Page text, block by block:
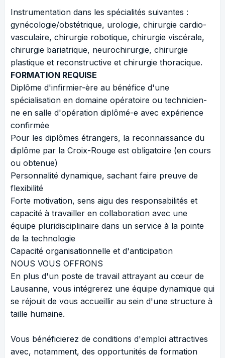
Instrumentation dans les spécialités suivantes :
gynécologie/obstétrique, urologie, chirurgie cardio-
vasculaire, chirurgie robotique, chirurgie viscérale,
chirurgie bariatrique, neurochirurgie, chirurgie
plastique et reconstructive et chirurgie thoracique.
FORMATION REQUISE
Diplôme d'infirmier-ère au bénéfice d'une
spécialisation en domaine opératoire ou technicien-
ne en salle d'opération diplômé-e avec expérience
confirmée
Pour les diplômes étrangers, la reconnaissance du
diplôme par la Croix-Rouge est obligatoire (en cours
ou obtenue)
Personnalité dynamique, sachant faire preuve de
flexibilité
Forte motivation, sens aigu des responsabilités et
capacité à travailler en collaboration avec une
équipe pluridisciplinaire dans un service à la pointe
de la technologie
Capacité organisationnelle et d'anticipation
NOUS VOUS OFFRONS
En plus d'un poste de travail attrayant au cœur de
Lausanne, vous intégrerez une équipe dynamique qui
se réjouit de vous accueillir au sein d'une structure à
taille humaine.
Vous bénéficierez de conditions d'emploi attractives
avec, notamment, des opportunités de formation